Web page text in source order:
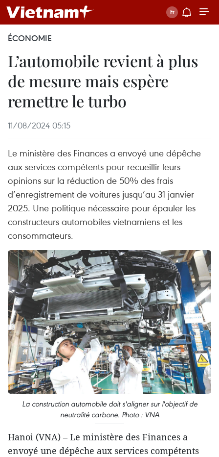
ÉCONOMIE
L’automobile revient à plus
de mesure mais espère
remettre le turbo
11/08/2024 05:15
Le ministère des Finances a envoyé une dépêche
aux services compétents pour recueillir leurs
opinions sur la réduction de 50% des frais
d’enregistrement de voitures jusqu’au 31 janvier
2025. Une politique nécessaire pour épauler les
constructeurs automobiles vietnamiens et les
consommateurs.
La construction automobile doit s'aligner sur l'objectif de
neutralité carbone. Photo : VNA
Hanoi (VNA) – Le ministère des Finances a
envoyé une dépêche aux services compétents